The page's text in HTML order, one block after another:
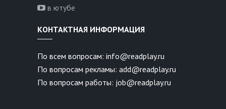
в ютубе
КОНТАКТНАЯ ИНФОРМАЦИЯ
По всем вопросам: info@readplay.ru
По вопросам рекламы: add@readplay.ru
По вопросам работы: job@readplay.ru